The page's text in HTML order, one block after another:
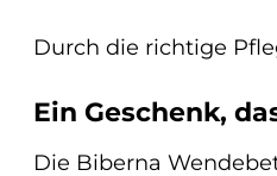
Durch die richtige
Ein Geschenk,
Die Biberna